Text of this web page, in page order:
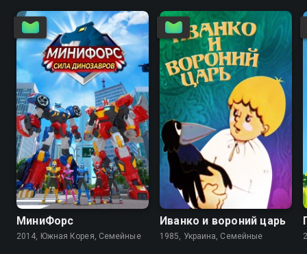
7.9 3.7
МиниФорс
2014, Южная Корея, Семейные
6.3 6.6
Иванко и вороний царь
1985, Украина, Семейные